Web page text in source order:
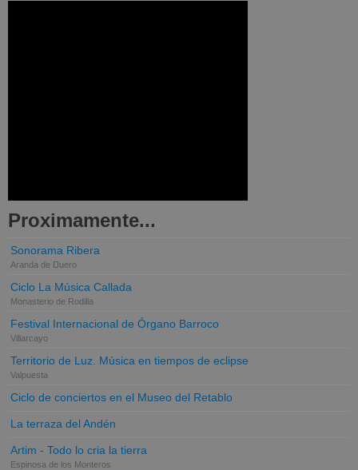
Proximamente...
Sonorama Ribera
Aranda de Duero
Ciclo La Música Callada
Monasterio de Rodilla
Festival Internacional de Órgano Barroco
Villarcayo
Territorio de Luz. Música en tiempos de eclipse
Valpuesta
Ciclo de conciertos en el Museo del Retablo
La terraza del Andén
Artim - Todo lo cria la tierra
Espinosa de los Monteros